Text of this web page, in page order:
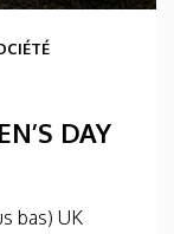
DAY
bas) UK